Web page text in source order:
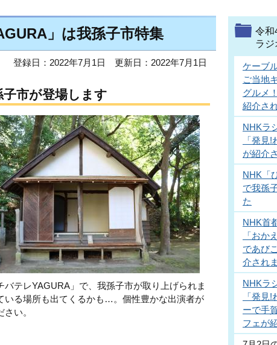
」は我孫子市特集
登録日：2022年7月1日 更新日：2022年7月1日
子市が登場します
テレYAGURA」で、我孫子市が取り上げられま
いる場所も出てくるかも…。個性豊かな出演者が
い。
令和
ラジ
ケーブ
ご当地
グルメ
紹介さ
NHKラ
「発見
が紹介
NHK「
で我孫
た
NHK首
「おか
であび
介され
NHKラ
「発見
ーで手
フェが